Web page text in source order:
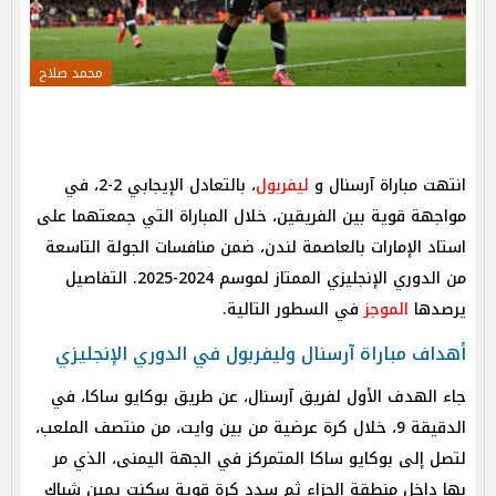
محمد صلاح
انتهت مباراة آرسنال و ليفربول
، بالتعادل الإيجابي 2-2، في
مواجهة قوية بين الفريقين، خلال المباراة التي جمعتهما على
استاد الإمارات بالعاصمة لندن، ضمن منافسات الجولة التاسعة
من الدوري الإنجليزي الممتاز لموسم 2024-2025. التفاصيل
يرصدها الموجزفي السطور التالية.
أهداف مباراة آرسنال وليفربول في الدوري الإنجليزي
جاء الهدف الأول لفريق آرسنال، عن طريق بوكايو ساكا، في
الدقيقة 9، خلال كرة عرضية من بين وايت، من منتصف الملعب،
لتصل إلى بوكايو ساكا المتمركز في الجهة اليمنى، الذي مر
بها داخل منطقة الجزاء ثم سدد كرة قوية سكنت يمين شباك